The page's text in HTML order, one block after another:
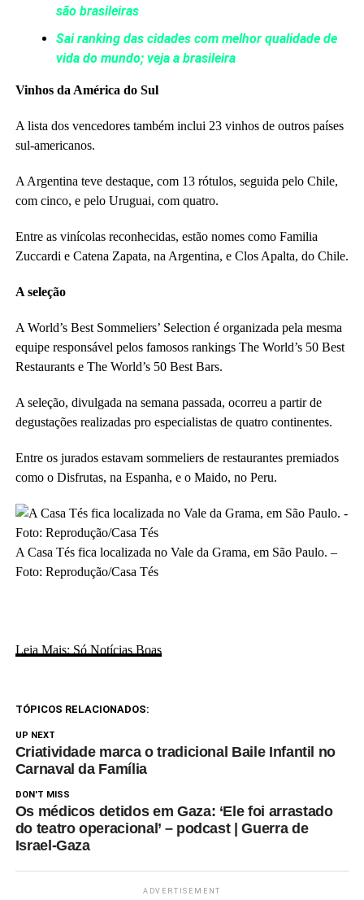
são brasileiras
Sai ranking das cidades com melhor qualidade de
vida do mundo; veja a brasileira
Vinhos da América do Sul
A lista dos vencedores também inclui 23 vinhos de outros países
sul-americanos.
A Argentina teve destaque, com 13 rótulos, seguida pelo Chile,
com cinco, e pelo Uruguai, com quatro.
Entre as vinícolas reconhecidas, estão nomes como Familia
Zuccardi e Catena Zapata, na Argentina, e Clos Apalta, do Chile.
A seleção
A World’s Best Sommeliers’ Selection é organizada pela mesma
equipe responsável pelos famosos rankings The World’s 50 Best
Restaurants e The World’s 50 Best Bars.
A seleção, divulgada na semana passada, ocorreu a partir de
degustações realizadas pro especialistas de quatro continentes.
Entre os jurados estavam sommeliers de restaurantes premiados
como o Disfrutas, na Espanha, e o Maido, no Peru.
A Casa Tés fica localizada no Vale da Grama, em São Paulo. –
Foto: Reprodução/Casa Tés
Leia Mais: Só Notícias Boas
TÓPICOS RELACIONADOS:
UP NEXT
Criatividade marca o tradicional Baile Infantil no
Carnaval da Família
DON'T MISS
Os médicos detidos em Gaza: ‘Ele foi arrastado
do teatro operacional’ – podcast | Guerra de
Israel-Gaza
ADVERTISEMENT